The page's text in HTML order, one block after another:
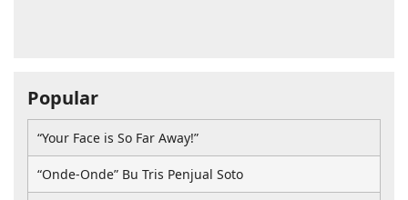
Popular
“Your Face is So Far Away!”
“Onde-Onde” Bu Tris Penjual Soto